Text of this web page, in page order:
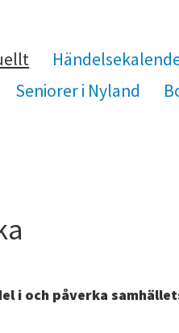
Seniorer i Nyland
i och påverka